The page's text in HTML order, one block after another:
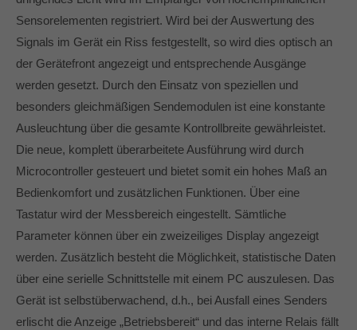
info@yourdomain.com
About us
Lorem ipsum dolor sit amet, consectetuer
adipiscing elit.
Aenean commodo ligula eget dolor. Aenean massa.
Cum sociis natoque penatibus et magnis dis parturient
montes, nascetur ridiculus mus. Donec quam felis,
Sensorelementen registriert. Wird bei der Auswertung des
Signals im Gerät ein Riss festgestellt, so wird dies optisch an
der Gerätefront angezeigt und entsprechende Ausgänge
werden gesetzt. Durch den Einsatz von speziellen und
besonders gleichmäßigen Sendemodulen ist eine konstante
Ausleuchtung über die gesamte Kontrollbreite gewährleistet.
Die neue, komplett überarbeitete Ausführung wird durch
Microcontroller gesteuert und bietet somit ein hohes Maß an
Bedienkomfort und zusätzlichen Funktionen. Über eine
Tastatur wird der Messbereich eingestellt. Sämtliche
Parameter können über ein zweizeiliges Display angezeigt
werden. Zusätzlich besteht die Möglichkeit, statistische Daten
über eine serielle Schnittstelle mit einem PC auszulesen. Das
Gerät ist selbstüberwachend, d.h., bei Ausfall eines Senders
erlischt die Anzeige „Betriebsbereit“ und das interne Relais fällt